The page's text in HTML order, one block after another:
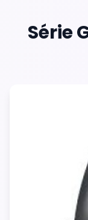
Série